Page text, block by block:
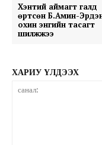
Хэнтий аймагт галд
өртсөн Б.Амин-
охин энгийн тасагт
шилжжээ
ХАРИУ ҮЛДЭЭХ